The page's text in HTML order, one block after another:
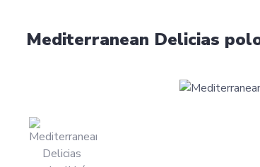
Mediterranean Delicias